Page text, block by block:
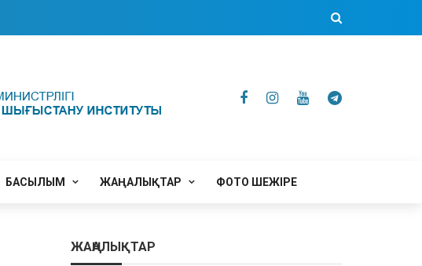
БАСЫЛЫМ ЖАҢАЛЫҚТАР ФОТО ШЕЖІРЕ
ЖАҢАЛЫҚТАР